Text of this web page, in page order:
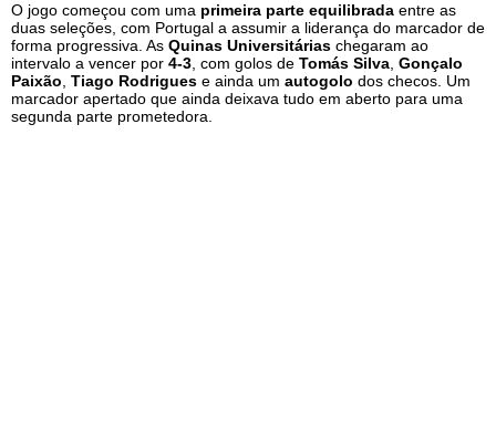
O jogo começou com uma primeira parte equilibrada entre as
duas seleções, com Portugal a assumir a liderança do marcador de
forma progressiva. As Quinas Universitárias chegaram ao
intervalo a vencer por 4-3 , com golos de Tomás Silva Gonçalo
Paixão Tiago Rodrigues e ainda um autogolo dos checos. Um
marcador apertado que ainda deixava tudo em aberto para uma
segunda parte prometedora.